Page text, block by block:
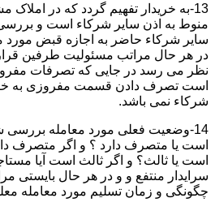
13-به خریدار تفهیم گردد که در
منوط به اذن سایر شرکاء است و
سایر شرکاء حاضر به اجازه قبض مورد
در هر حال مراتب مسئولیت طرفین
نظر می رسد در جایی که تصرفات
است تصرف دادن قسمت مفروزی به
شرکاء نمی باشد.
14-وضعیت فعلی مورد معامله بررسی
است یا متصرف دارد ؟ و اگر متصرف
است یا ثالث؟ و اگر ثالث است آیا
سرایدار منتفع و و در هر حال بایستی
چگونگی و زمان تسلیم مورد معامله